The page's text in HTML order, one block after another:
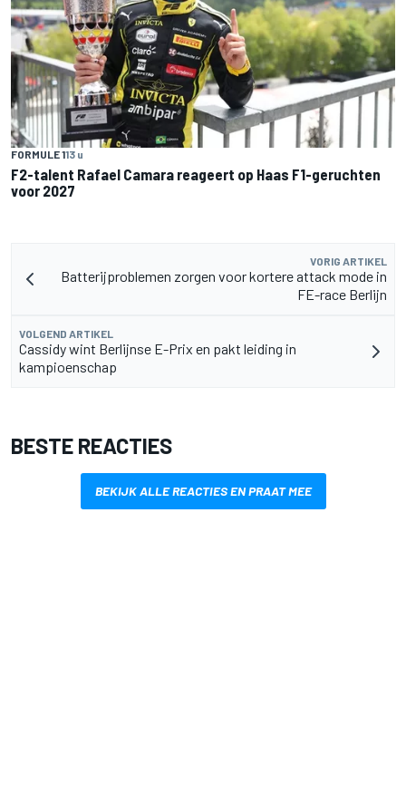
FORMULE 113 u
F2-talent Rafael Camara reageert op Haas F1-geruchten
voor 2027
VORIG ARTIKEL
Batterijproblemen zorgen voor kortere attack mode in
FE-race Berlijn
VOLGEND ARTIKEL
Cassidy wint Berlijnse E-Prix en pakt leiding in
kampioenschap
BESTE REACTIES
BEKIJK ALLE REACTIES EN PRAAT MEE